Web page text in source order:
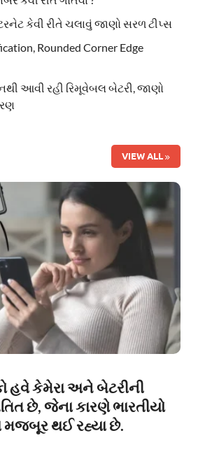
કેવી રીતે ચલાવું જાણો સરળ ટીપ્સ
Rounded Corner Edge
આવી રહી રિમૂવેબલ બેટરી, જાણો
VIEW ALL
હવે કેમેરા અને બેટરીની
છે, જેના કારણે ભારતીયો
મજબૂર થઈ રહ્યા છે.